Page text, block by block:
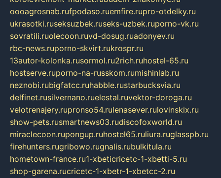
oooagrosnab.rufpodaso.ruemfire.rupro-otdelky.ru
ukrasotki.ruseksuzbek.ruseks-uzbek.ruporno-vk.ru
sovratili.ruolecoon.ruvd-dosug.ruadonyev.ru
rbc-news.ruporno-skvirt.rukrospr.ru
13autor-kolonka.rusormol.ru2rich.ruhostel-65.ru
hostserve.ruporno-na-russkom.rumishinlab.ru
neznobi.rubigfatcc.ruhabble.rustarbucksvia.ru
delfinet.rusilvernano.ruelestal.ruvektor-doroga.ru
velotrenajery.rupronso54.rulenasever.rulovinskix.ru
show-pets.rusmartnews03.rudiscofoxworld.ru
miraclecoon.rupongup.ruhostel65.ruliura.ruglasspb.ru
firehunters.rugribowo.rugnalis.rubulkitula.ru
hometown-france.ru1-xbeticricetc-1-xbetti-5.ru
shop-garena.rucricetc-1-xbetr-1-xbetcc-2.ru